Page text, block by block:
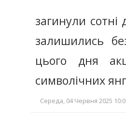
загинули
залишились
цього дня
символічних
Середа, 04 Червня 2025